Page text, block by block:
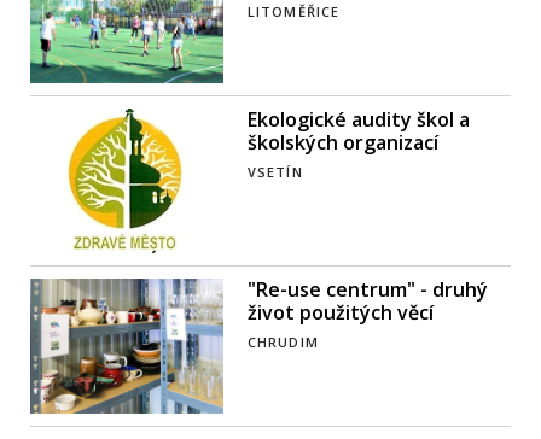
LITOMĚŘICE
Ekologické audity škol a
školských organizací
VSETÍN
"Re-use centrum" - druhý
život použitých věcí
CHRUDIM